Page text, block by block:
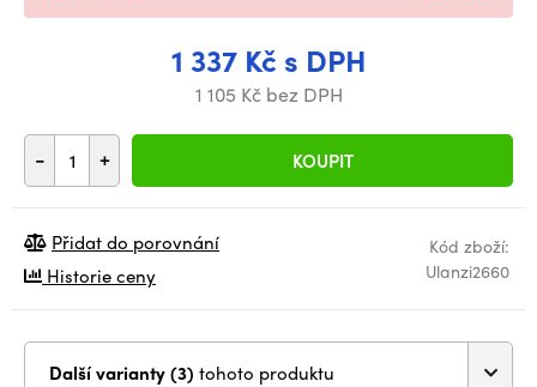
1 337 Kč s DPH
1 105 Kč bez DPH
- + KOUPIT
Kód zboží:
Ulanzi2660
Přidat do porovnání
Historie ceny
Další varianty (3) tohoto produktu